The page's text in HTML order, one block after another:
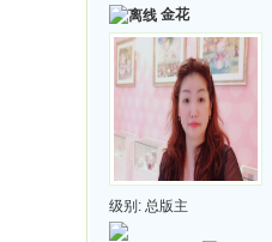
金花
级别: 总版主